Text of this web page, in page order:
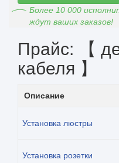
Более 10 000
ждут ваших заказов!
Прайс: 【
кабеля 】
Описание
Установка люстры
Установка розетки